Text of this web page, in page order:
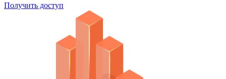
Получить доступ